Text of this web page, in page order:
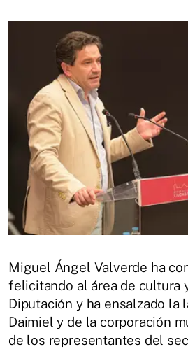
Miguel Ángel Valverde ha
felicitando al área de cultura
Diputación y ha ensalzado la
Daimiel y de la corporación
de los representantes del